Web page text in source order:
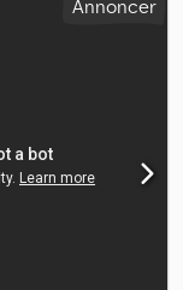
Annoncer